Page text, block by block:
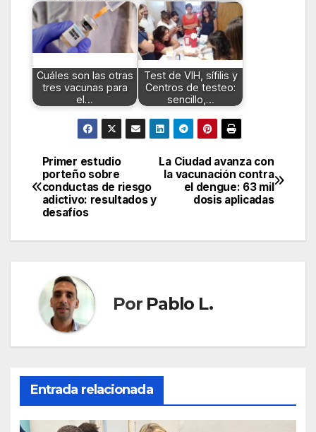
Cuáles son las otras
tres vacunas para
el…
Test de VIH, sífilis y
Centros de testeo:
sencillo,…
Navegación
de
La Ciudad avanza con
la vacunación contra
el dengue: 63 mil
dosis aplicadas
Primer estudio
porteño sobre
conductas de riesgo
adictivo: resultados y
desafíos
Por Pablo L.
Entrada relacionada